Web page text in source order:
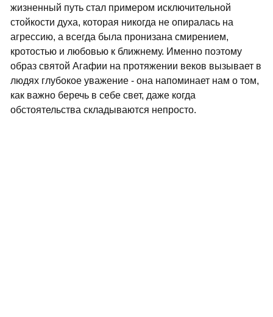
жизненный путь стал примером исключительной
стойкости духа, которая никогда не опиралась на
агрессию, а всегда была пронизана смирением,
кротостью и любовью к ближнему. Именно поэтому
образ святой Агафии на протяжении веков вызывает в
людях глубокое уважение - она напоминает нам о том,
как важно беречь в себе свет, даже когда
обстоятельства складываются непросто.